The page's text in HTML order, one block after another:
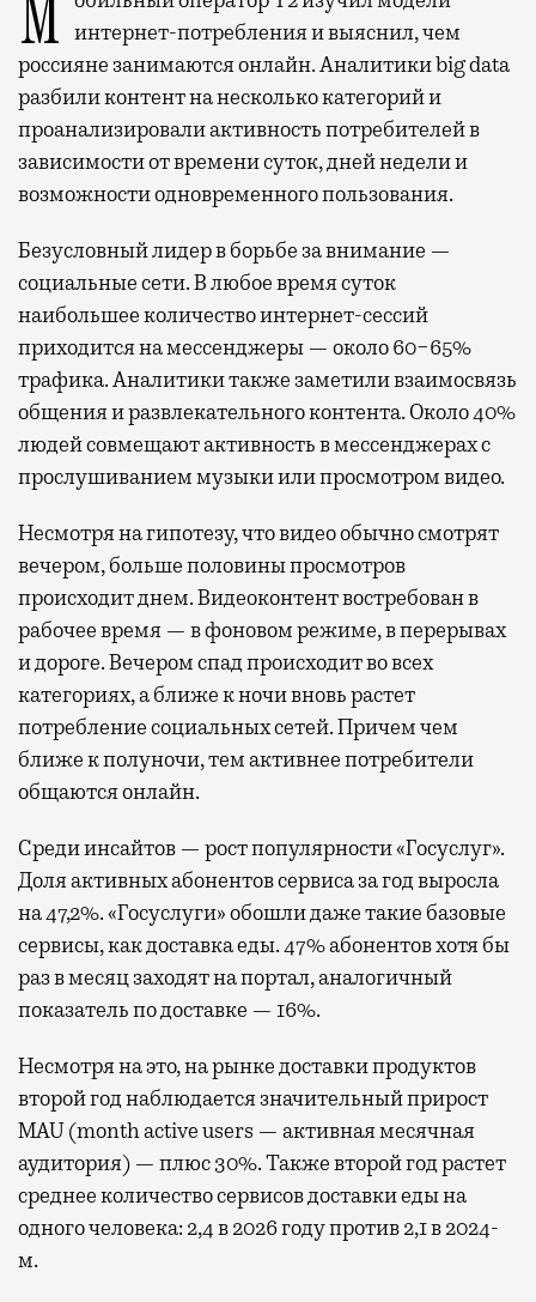
Мобильный оператор Т2 изучил модели интернет-потребления и выяснил, чем
россияне занимаются онлайн. Аналитики big data
разбили контент на несколько категорий и
проанализировали активность потребителей в
зависимости от времени суток, дней недели и
возможности одновременного пользования.
Безусловный лидер в борьбе за внимание —
социальные сети. В любое время суток
наибольшее количество интернет-сессий
приходится на мессенджеры — около 60−65%
трафика. Аналитики также заметили взаимосвязь
общения и развлекательного контента. Около 40%
людей совмещают активность в мессенджерах с
прослушиванием музыки или просмотром видео.
Несмотря на гипотезу, что видео обычно смотрят
вечером, больше половины просмотров
происходит днем. Видеоконтент востребован в
рабочее время — в фоновом режиме, в перерывах
и дороге. Вечером спад происходит во всех
категориях, а ближе к ночи вновь растет
потребление социальных сетей. Причем чем
ближе к полуночи, тем активнее потребители
общаются онлайн.
Среди инсайтов — рост популярности «Госуслуг».
Доля активных абонентов сервиса за год выросла
на 47,2%. «Госуслуги» обошли даже такие базовые
сервисы, как доставка еды. 47% абонентов хотя бы
раз в месяц заходят на портал, аналогичный
показатель по доставке — 16%.
Несмотря на это, на рынке доставки продуктов
второй год наблюдается значительный прирост
MAU (month active users — активная месячная
аудитория) — плюс 30%. Также второй год растет
среднее количество сервисов доставки еды на
одного человека: 2,4 в 2026 году против 2,1 в 2024-
м.